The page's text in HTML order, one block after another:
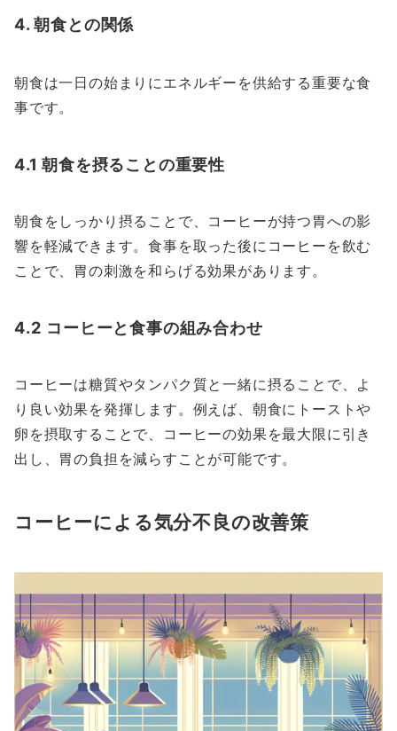
4. 朝食との関係
朝食は一日の始まりにエネルギーを供給する重要な食
事です。
4.1 朝食を摂ることの重要性
朝食をしっかり摂ることで、コーヒーが持つ胃への影
響を軽減できます。食事を取った後にコーヒーを飲む
ことで、胃の刺激を和らげる効果があります。
4.2 コーヒーと食事の組み合わせ
コーヒーは糖質やタンパク質と一緒に摂ることで、よ
り良い効果を発揮します。例えば、朝食にトーストや
卵を摂取することで、コーヒーの効果を最大限に引き
出し、胃の負担を減らすことが可能です。
コーヒーによる気分不良の改善策